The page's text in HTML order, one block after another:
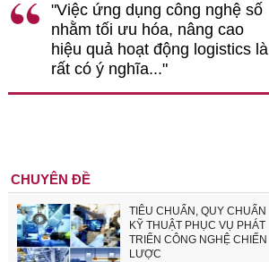
"Việc ứng dụng công nghệ số
nhằm tối ưu hóa, nâng cao
hiệu quả hoạt động logistics là
rất có ý nghĩa..."
CHUYÊN ĐỀ
TIÊU CHUẨN, QUY CHUẨN
KỸ THUẬT PHỤC VỤ PHÁT
TRIỂN CÔNG NGHỆ CHIẾN
LƯỢC